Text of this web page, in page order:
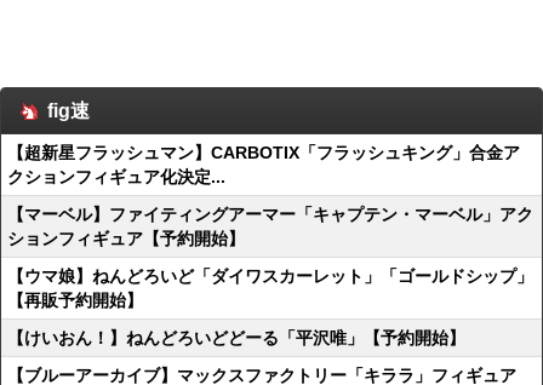
fig速
【超新星フラッシュマン】CARBOTIX「フラッシュキング」合金ア
クションフィギュア化決定...
【マーベル】ファイティングアーマー「キャプテン・マーベル」アク
ションフィギュア【予約開始】
【ウマ娘】ねんどろいど「ダイワスカーレット」「ゴールドシップ」
【再販予約開始】
【けいおん！】ねんどろいどどーる「平沢唯」【予約開始】
【ブルーアーカイブ】マックスファクトリー「キララ」フィギュア